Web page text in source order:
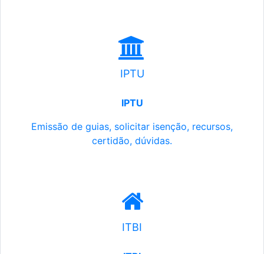
IPTU
IPTU
Emissão de guias, solicitar isenção, recursos,
certidão, dúvidas.
ITBI